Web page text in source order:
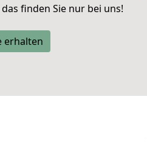
das finden Sie nur bei uns!
erhalten